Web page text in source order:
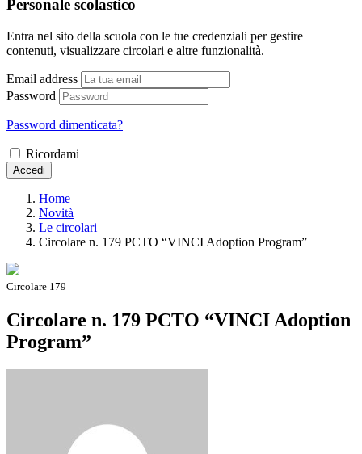
Personale scolastico
Entra nel sito della scuola con le tue credenziali per gestire
contenuti, visualizzare circolari e altre funzionalità.
Email address
Password
Password dimenticata?
Ricordami
Accedi
Home
Novità
Le circolari
Circolare n. 179 PCTO “VINCI Adoption Program”
Circolare 179
Circolare n. 179 PCTO “VINCI Adoption
Program”